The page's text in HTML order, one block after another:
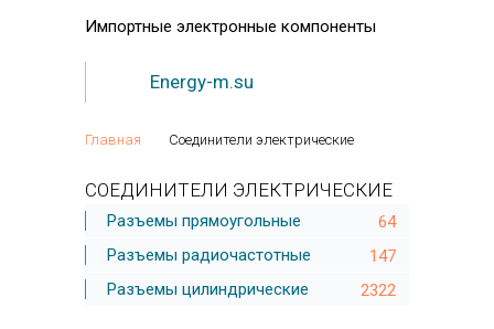
Импортные электронные компоненты
Energy-m.su
Главная Соединители электрические
СОЕДИНИТЕЛИ ЭЛЕКТРИЧЕСКИЕ
Разъемы прямоугольные
64
Разъемы радиочастотные
147
Разъемы цилиндрические
2322